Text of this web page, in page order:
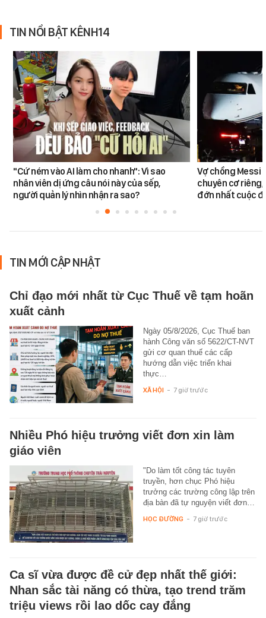
TIN NỔI BẬT KÊNH14
"Cứ ném vào AI làm cho nhanh": Vì sao
nhân viên dị ứng câu nói này của sếp,
người quản lý nhìn nhận ra sao?
Vợ chồng Messi
chuyên cơ
đớn nhất cuộc
TIN MỚI CẬP NHẬT
Chỉ đạo mới nhất từ Cục Thuế về tạm hoãn
xuất cảnh
Ngày 05/8/2026, Cục Thuế ban
hành Công văn số 5622/CT-NVT
gửi cơ quan thuế các cấp
hướng dẫn việc triển khai
thực…
XÃ HỘI - 7 giờ trước
Nhiều Phó hiệu trưởng viết đơn xin làm
giáo viên
"Do làm tốt công tác tuyên
truyền, hơn chục Phó hiệu
trưởng các trường công lập trên
địa bàn đã tự nguyện viết đơn…
HỌC ĐƯỜNG - 7 giờ trước
Ca sĩ vừa được đề cử đẹp nhất thế giới:
Nhan sắc tài năng có thừa, tạo trend trăm
triệu views rồi lao dốc cay đắng